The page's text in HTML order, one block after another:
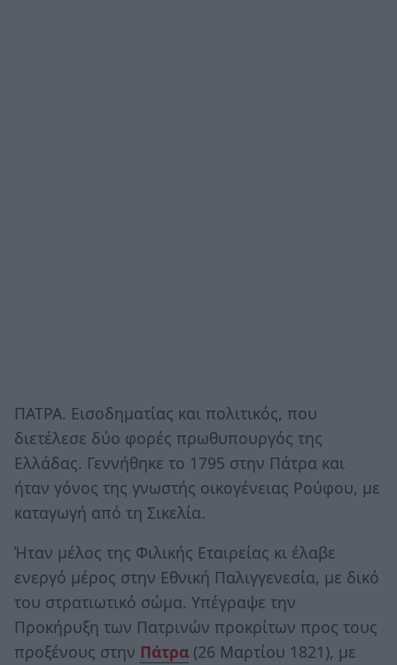
ΠΑΤΡΑ. Εισοδηματίας και πολιτικός, που
διετέλεσε δύο φορές πρωθυπουργός της
Ελλάδας. Γεννήθηκε το 1795 στην Πάτρα και
ήταν γόνος της γνωστής οικογένειας Ρούφου, με
καταγωγή από τη Σικελία.
Ήταν μέλος της Φιλικής Εταιρείας κι έλαβε
ενεργό μέρος στην Εθνική Παλιγγενεσία, με δικό
του στρατιωτικό σώμα. Υπέγραψε την
Προκήρυξη των Πατρινών προκρίτων προς τους
προξένους στην Πάτρα (26 Μαρτίου 1821), με